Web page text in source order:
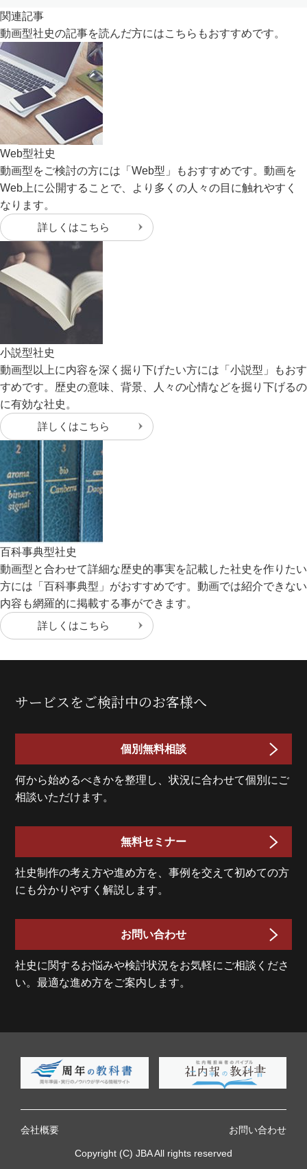
関連記事
動画型社史の記事を読んだ方にはこちらもおすすめです。
Web型社史
動画型をご検討の方には「Web型」もおすすめです。動画を
Web上に公開することで、より多くの人々の目に触れやすく
なります。
詳しくはこちら
小説型社史
動画型以上に内容を深く掘り下げたい方には「小説型」もおす
すめです。歴史の意味、背景、人々の心情などを掘り下げるの
に有効な社史。
詳しくはこちら
百科事典型社史
動画型と合わせて詳細な歴史的事実を記載した社史を作りたい
方には「百科事典型」がおすすめです。動画では紹介できない
内容も網羅的に掲載する事ができます。
詳しくはこちら
サービスをご検討中のお客様へ
個別無料相談
何から始めるべきかを整理し、状況に合わせて個別にご
相談いただけます。
無料セミナー
社史制作の考え方や進め方を、事例を交えて初めての方
にも分かりやすく解説します。
お問い合わせ
社史に関するお悩みや検討状況をお気軽にご相談くださ
い。最適な進め方をご案内します。
会社概要 お問い合わせ
Copyright (C) JBA All rights reserved